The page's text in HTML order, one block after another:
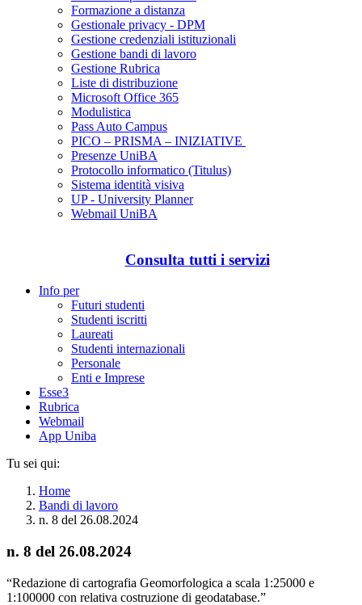
Formazione a distanza
Gestionale privacy - DPM
Gestione credenziali istituzionali
Gestione bandi di lavoro
Gestione Rubrica
Liste di distribuzione
Microsoft Office 365
Modulistica
Pass Auto Campus
PICO – PRISMA – INIZIATIVE
Presenze UniBA
Protocollo informatico (Titulus)
Sistema identità visiva
UP - University Planner
Webmail UniBA
Consulta tutti i servizi
Info per
Futuri studenti
Studenti iscritti
Laureati
Studenti internazionali
Personale
Enti e Imprese
Esse3
Rubrica
Webmail
App Uniba
Tu sei qui:
Home
Bandi di lavoro
n. 8 del 26.08.2024
n. 8 del 26.08.2024
“Redazione di cartografia Geomorfologica a scala 1:25000 e
1:100000 con relativa costruzione di geodatabase.”